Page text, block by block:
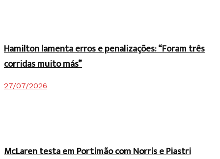
Hamilton lamenta erros e penalizações: “Foram três
corridas muito más”
27/07/2026
McLaren testa em Portimão com Norris e Piastri